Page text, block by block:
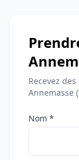
Recevez
Annemasse
Nom *